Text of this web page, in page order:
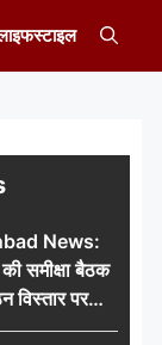
News:
समीक्षा बैठक
विस्तार पर
से